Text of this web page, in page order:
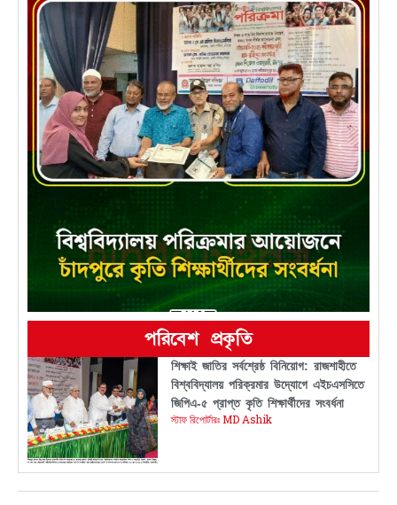
পরিবেশ প্রকৃতি
শিক্ষাই জাতির সর্বশ্রেষ্ঠ বিনিয়োগ: রাজশাহীতে
বিশ্ববিদ্যালয় পরিক্রমার উদ্যোগে এইচএসসিতে
জিপিএ-৫ প্রাপ্ত কৃতি শিক্ষার্থীদের সংবর্ধনা
স্টাফ রিপোর্টারঃ MD Ashik